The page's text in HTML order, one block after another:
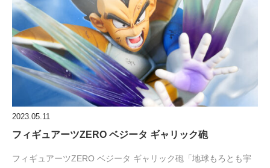
2023.05.11
フィギュアーツZERO ベジータ ギャリック砲
フィギュアーツZERO ベジータ ギャリック砲「地球もろとも宇